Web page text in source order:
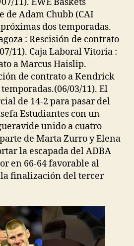
de Adam Chubb (CAI
dos temporadas.
: Rescisión de contrato
11). Caja Laboral Vitoria :
a Marcus Haislip.
de contrato a Kendrick
03/11). El
de 14-2 para pasar del
Estudiantes con un
unido a cuatro
de Marta Zurro y Elena
la escapada del ADBA
en 66-64 favorable al
finalización del tercer